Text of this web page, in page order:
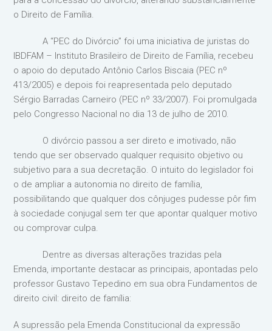
o Direito de Família.
A “PEC do Divórcio” foi uma iniciativa de juristas do
IBDFAM – Instituto Brasileiro de Direito de Família, recebeu
o apoio do deputado Antônio Carlos Biscaia (PEC nº
413/2005) e depois foi reapresentada pelo deputado
Sérgio Barradas Carneiro (PEC nº 33/2007). Foi promulgada
pelo Congresso Nacional no dia 13 de julho de 2010.
O divórcio passou a ser direto e imotivado, não
tendo que ser observado qualquer requisito objetivo ou
subjetivo para a sua decretação. O intuito do legislador foi
o de ampliar a autonomia no direito de família,
possibilitando que qualquer dos cônjuges pudesse pôr fim
à sociedade conjugal sem ter que apontar qualquer motivo
ou comprovar culpa.
Dentre as diversas alterações trazidas pela
Emenda, importante destacar as principais, apontadas pelo
professor Gustavo Tepedino em sua obra Fundamentos de
direito civil: direito de família:
A supressão pela Emenda Constitucional da expressão